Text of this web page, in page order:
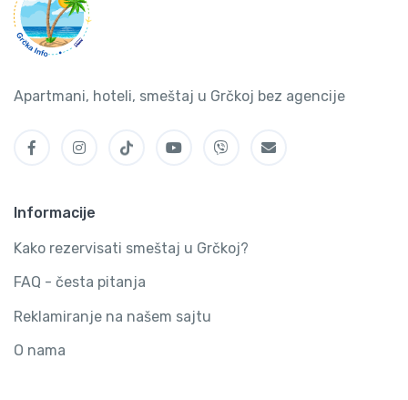
Apartmani, hoteli, smeštaj u Grčkoj bez agencije
Informacije
Kako rezervisati smeštaj u Grčkoj?
FAQ - česta pitanja
Reklamiranje na našem sajtu
O nama